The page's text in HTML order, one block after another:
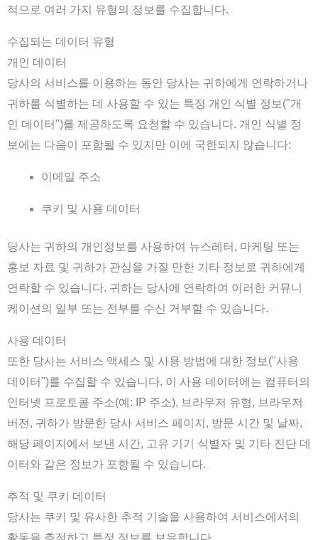
적으로 여러 가지 유형의 정보를 수집합니다.
수집되는 데이터 유형
개인 데이터
당사의 서비스를 이용하는 동안 당사는 귀하에게 연락하거나
귀하를 식별하는 데 사용할 수 있는 특정 개인 식별 정보("개
인 데이터")를 제공하도록 요청할 수 있습니다. 개인 식별 정
보에는 다음이 포함될 수 있지만 이에 국한되지 않습니다:
이메일 주소
쿠키 및 사용 데이터
당사는 귀하의 개인정보를 사용하여 뉴스레터, 마케팅 또는
홍보 자료 및 귀하가 관심을 가질 만한 기타 정보로 귀하에게
연락할 수 있습니다. 귀하는 당사에 연락하여 이러한 커뮤니
케이션의 일부 또는 전부를 수신 거부할 수 있습니다.
사용 데이터
또한 당사는 서비스 액세스 및 사용 방법에 대한 정보("사용
데이터")를 수집할 수 있습니다. 이 사용 데이터에는 컴퓨터의
인터넷 프로토콜 주소(예: IP 주소), 브라우저 유형, 브라우저
버전, 귀하가 방문한 당사 서비스 페이지, 방문 시간 및 날짜,
해당 페이지에서 보낸 시간, 고유 기기 식별자 및 기타 진단 데
이터와 같은 정보가 포함될 수 있습니다.
추적 및 쿠키 데이터
당사는 쿠키 및 유사한 추적 기술을 사용하여 서비스에서의
활동을 추적하고 특정 정보를 보유합니다.